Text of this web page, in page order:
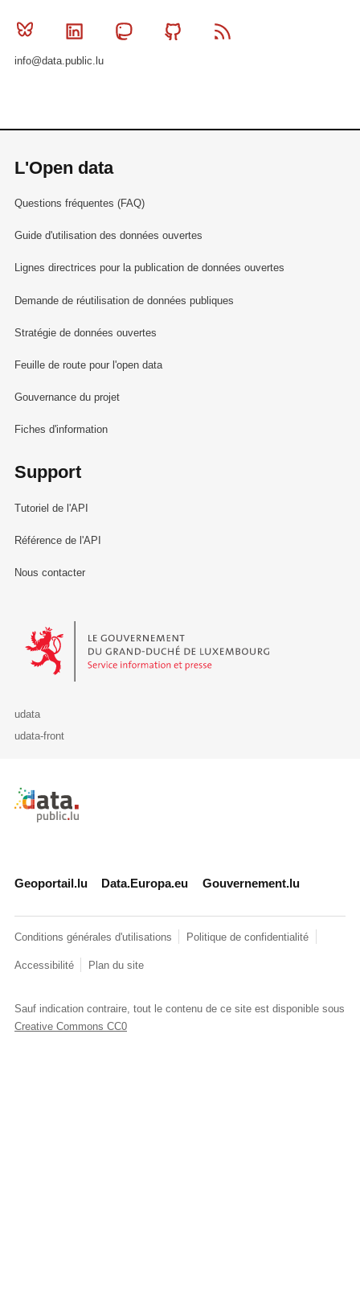
Bluesky Linkedin MastodonGithub
info@data.public.lu
L'Open data
Questions fréquentes (FAQ)
Guide d'utilisation des données ouvertes
Lignes directrices pour la publication de données ouvertes
Demande de réutilisation de données publiques
Stratégie de données ouvertes
Feuille de route pour l'open data
Gouvernance du projet
Fiches d'information
Support
Tutoriel de l'API
Référence de l'API
Nous contacter
Le Gouvernement du Grand-Duché de Luxembourg - Service
udata
udata-front
Retour à l'accueil de data.public.lu
Geoportail.lu Data.Europa.eu Gouvernement.lu
Conditions générales d'utilisations Politique de confidentialité
Accessibilité Plan du site
Sauf indication contraire, tout le contenu de ce site est disponible sous
Creative Commons CC0